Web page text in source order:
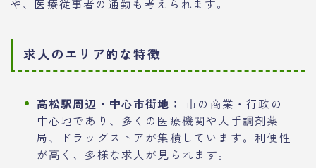
や、医療従事者の通勤も考えられます。
求人のエリア的な特徴
高松駅周辺・中心市街地：
市の商業・行政の
中心地であり、多くの医療機関や大手調剤薬
局、ドラッグストアが集積しています。利便性
が高く、多様な求人が見られます。